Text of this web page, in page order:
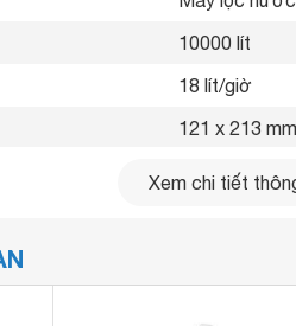
10000 lít
18 lít/giờ
121 x 213 mm
1.12 kg
Xem chi tiết